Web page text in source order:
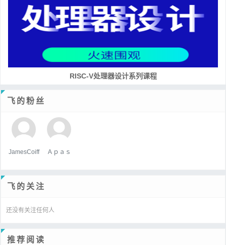
RISC-V处理器设计系列课程
飞的粉丝
JamesCoiff Ａｐａｓ
飞的关注
还没有关注任何人
推荐阅读